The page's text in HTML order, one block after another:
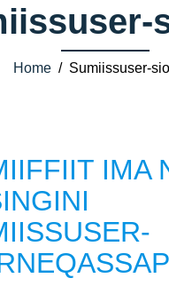
Home/ Sumiissuser-
IMA